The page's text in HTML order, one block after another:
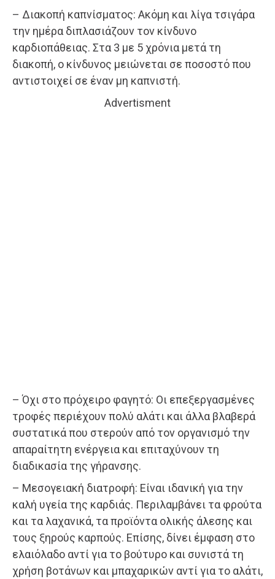
– Διακοπή καπνίσματος: Ακόμη και λίγα τσιγάρα
την ημέρα διπλασιάζουν τον κίνδυνο
καρδιοπάθειας. Στα 3 με 5 χρόνια μετά τη
διακοπή, ο κίνδυνος μειώνεται σε ποσοστό που
αντιστοιχεί σε έναν μη καπνιστή.
Advertisment
– Όχι στο πρόχειρο φαγητό: Οι επεξεργασμένες
τροφές περιέχουν πολύ αλάτι και άλλα βλαβερά
συστατικά που στερούν από τον οργανισμό την
απαραίτητη ενέργεια και επιταχύνουν τη
διαδικασία της γήρανσης.
– Μεσογειακή διατροφή: Είναι ιδανική για την
καλή υγεία της καρδιάς. Περιλαμβάνει τα φρούτα
και τα λαχανικά, τα προϊόντα ολικής άλεσης και
τους ξηρούς καρπούς. Επίσης, δίνει έμφαση στο
ελαιόλαδο αντί για το βούτυρο και συνιστά τη
χρήση βοτάνων και μπαχαρικών αντί για το αλάτι,